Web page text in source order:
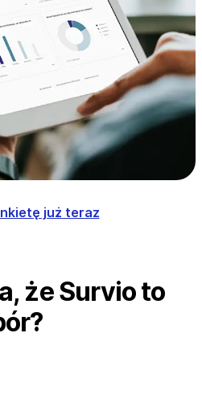
już teraz
że Survio to